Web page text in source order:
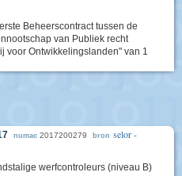
Beheerscontract tussen de
van Publiek recht
voor Ontwikkelingslanden" van 1
numac 2017200279 bron selor -
werfcontroleurs (niveau B)